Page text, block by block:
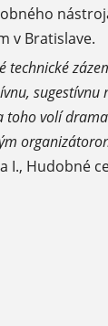
v Bratislave.
volí
Hudobné